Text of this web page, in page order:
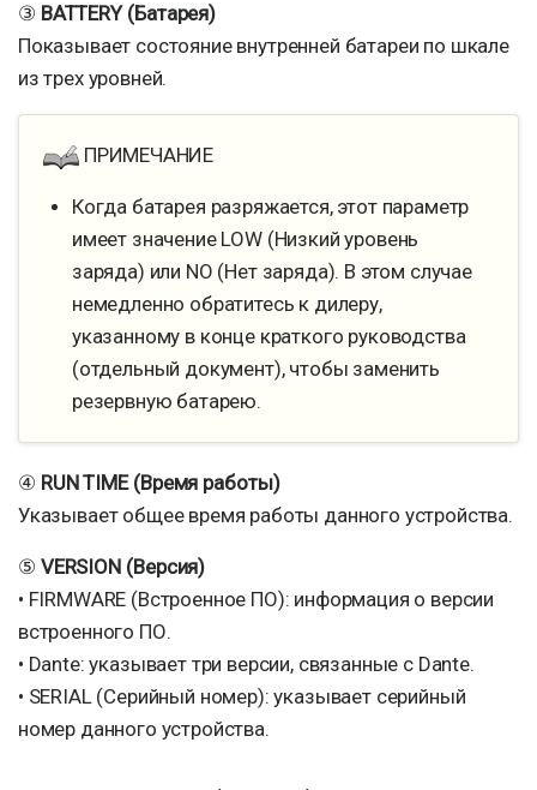
③ BATTERY (Батарея)
Показывает состояние внутренней батареи по шкале
из трех уровней.
ПРИМЕЧАНИЕ
Когда батарея разряжается, этот параметр
имеет значение LOW (Низкий уровень
заряда) или NO (Нет заряда). В этом случае
немедленно обратитесь к дилеру,
указанному в конце краткого руководства
(отдельный документ), чтобы заменить
резервную батарею.
④ RUN TIME (Время работы)
Указывает общее время работы данного устройства.
⑤ VERSION (Версия)
• FIRMWARE (Встроенное ПО): информация о версии
встроенного ПО.
• Dante: указывает три версии, связанные с Dante.
• SERIAL (Серийный номер): указывает серийный
номер данного устройства.